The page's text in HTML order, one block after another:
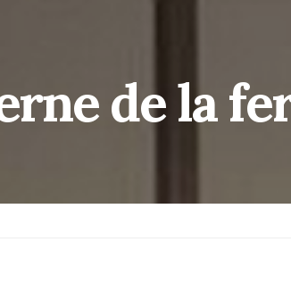
de la